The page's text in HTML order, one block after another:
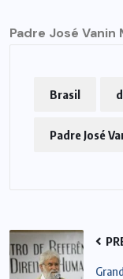
Padre José Vanin
Brasil
Padre José